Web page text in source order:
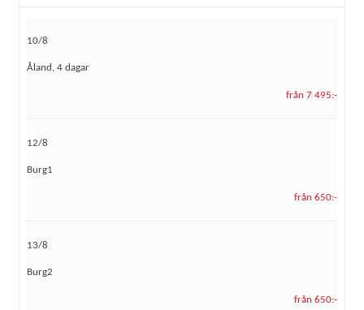
10/8
Åland, 4 dagar
från 7 495:-
12/8
Burg1
från 650:-
13/8
Burg2
från 650:-